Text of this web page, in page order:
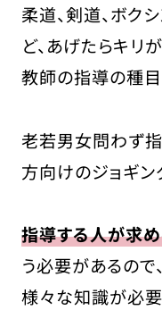
柔道、剣道、ボク
ど、あげたらキリ
教師の指導の種目
老若男女問わず
方向けのジョギン
指導する人が求
う必要があるので
様々な知識が必要